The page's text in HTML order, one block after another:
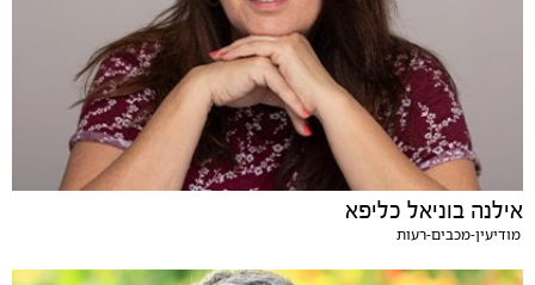
אילנה בוניאל כליפא
מודיעין-מכבים-רעות